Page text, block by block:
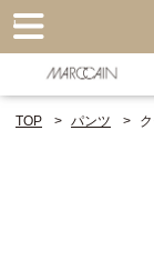
TOP パンツ